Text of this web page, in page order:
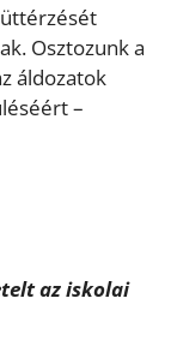
Osztozunk a
áldozatok
–
az iskolai